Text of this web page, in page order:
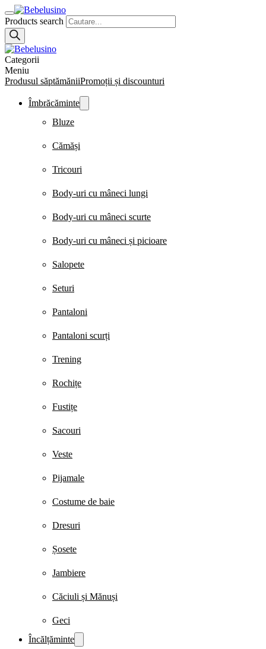
Products search
Categorii
Meniu
Produsul săptămăniiPromoții și discounturi
Îmbrăcăminte
Bluze
Cămăși
Tricouri
Body-uri cu mâneci lungi
Body-uri cu mâneci scurte
Body-uri cu mâneci și picioare
Salopete
Seturi
Pantaloni
Pantaloni scurți
Trening
Rochițe
Fustițe
Sacouri
Veste
Pijamale
Costume de baie
Dresuri
Șosete
Jambiere
Căciuli și Mănuși
Geci
Încălțăminte